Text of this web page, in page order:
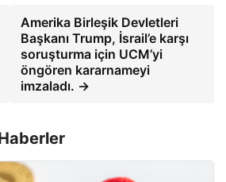
Amerika Birleşik Devletleri
Başkanı Trump, İsrail’e karşı
soruşturma için UCM’yi
öngören kararnameyi
imzaladı. →